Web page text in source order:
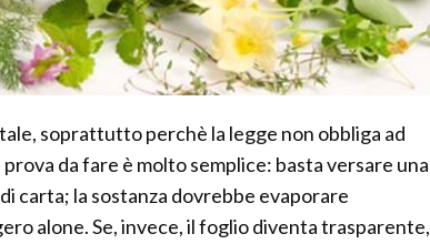
soprattutto perchè la legge non obbliga ad
da fare è molto semplice: basta versare una
carta; la sostanza dovrebbe evaporare
alone. Se, invece, il foglio diventa trasparente,